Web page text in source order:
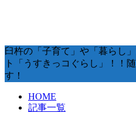
臼杵の「子育て」や「暮らし
ト「うすきっコぐらし」！！
す！
HOME
記事一覧